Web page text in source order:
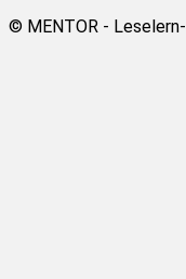
© MENTOR -